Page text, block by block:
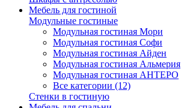
Мебель для гостиной
Модульные гостиные
Модульная гостиная Мори
Модульная гостиная Софи
Модульная гостиная Айден
Модульная гостиная Альмерия
Модульная гостиная АНТЕРО
Все категории (12)
Стенки в гостиную